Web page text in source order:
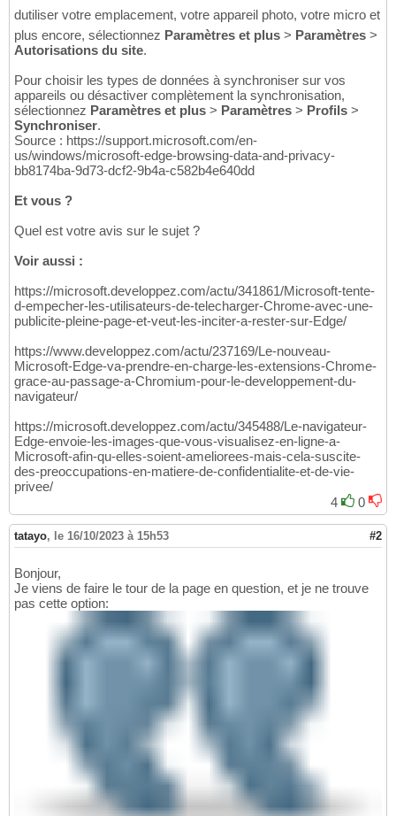
dutiliser votre emplacement, votre appareil photo, votre micro et
plus encore, sélectionnez Paramètres et plus > Paramètres >
Autorisations du site.
Pour choisir les types de données à synchroniser sur vos
appareils ou désactiver complètement la synchronisation,
sélectionnez Paramètres et plus > Paramètres > Profils >
Synchroniser.
Source : https://support.microsoft.com/en-
us/windows/microsoft-edge-browsing-data-and-privacy-
bb8174ba-9d73-dcf2-9b4a-c582b4e640dd
Et vous ?
Quel est votre avis sur le sujet ?
Voir aussi :
https://microsoft.developpez.com/actu/341861/Microsoft-tente-
d-empecher-les-utilisateurs-de-telecharger-Chrome-avec-une-
publicite-pleine-page-et-veut-les-inciter-a-rester-sur-Edge/
https://www.developpez.com/actu/237169/Le-nouveau-
Microsoft-Edge-va-prendre-en-charge-les-extensions-Chrome-
grace-au-passage-a-Chromium-pour-le-developpement-du-
navigateur/
https://microsoft.developpez.com/actu/345488/Le-navigateur-
Edge-envoie-les-images-que-vous-visualisez-en-ligne-a-
Microsoft-afin-qu-elles-soient-ameliorees-mais-cela-suscite-
des-preoccupations-en-matiere-de-confidentialite-et-de-vie-
privee/
4
0
tatayo, le 16/10/2023 à 15h53 #2
Bonjour,
Je viens de faire le tour de la page en question, et je ne trouve
pas cette option: